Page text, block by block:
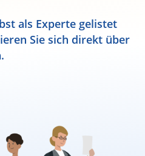
als Experte gelistet
Sie sich direkt über